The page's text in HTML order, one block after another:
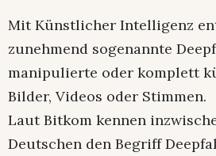
Mit Künstlicher Intelligenz
zunehmend sogenannte
manipulierte oder komplett
Bilder, Videos oder Stimmen.
Laut Bitkom kennen
Deutschen den Begriff